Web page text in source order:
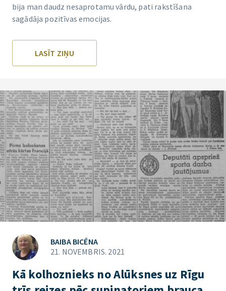
bija man daudz nesaprotamu vārdu, pati rakstīšana
sagādāja pozitīvas emocijas.
LASĪT ZIŅU
BAIBA BICĒNA
21. NOVEMBRIS. 2021
Kā kolhoznieks no Alūksnes uz Rīgu